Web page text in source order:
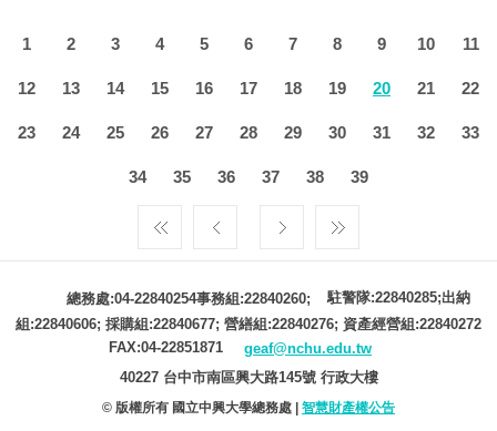
1 2 3 4 5 6 7 8 9 10 11
12 13 14 15 16 17 18 19 20 21 22
23 24 25 26 27 28 29 30 31 32 33
34 35 36 37 38 39
總務處:04-22840254事務組:22840260;
駐警隊:22840285;出納
組:22840606; 採購組:22840677; 營繕組:22840276; 資產經營組:22840272
FAX:04-22851871
geaf@nchu.edu.tw
40227 台中市南區興大路145號 行政大樓
© 版權所有 國立中興大學總務處 | 智慧財產權公告